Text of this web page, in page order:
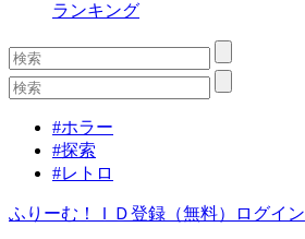
ランキング
#ホラー
#探索
#レトロ
ふりーむ！ＩＤ登録（無料） ログイン